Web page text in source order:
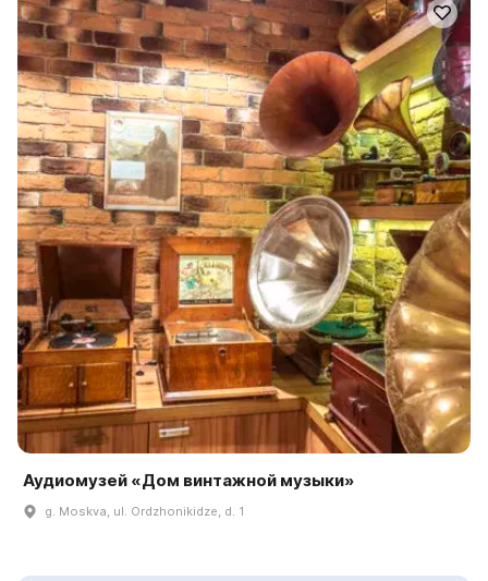
Аудиомузей «Дом винтажной музыки»
g. Moskva, ul. Ordzhonikidze, d. 1